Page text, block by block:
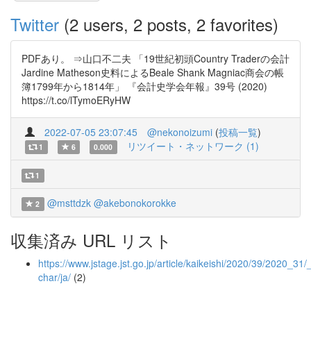
Twitter (2 users, 2 posts, 2 favorites)
PDFあり。 ⇒山口不二夫 「19世紀初頭Country Traderの会計
Jardine Matheson史料によるBeale Shank Magniac商会の帳
簿1799年から1814年」 『会計史学会年報』39号 (2020)
https://t.co/lTymoERyHW
2022-07-05 23:07:45 @nekonoizumi (投稿一覧)
1 6 0.000 リツイート・ネットワーク (1)
1
2 @msttdzk @akebonokorokke
収集済み URL リスト
https://www.jstage.jst.go.jp/article/kaikeishi/2020/39/2020_31/
char/ja/ (2)